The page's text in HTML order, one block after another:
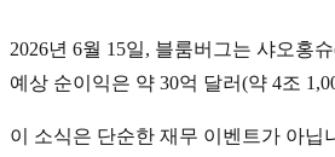
2026년 6월 15일, 블룸버그는 샤오홍
예상 순이익은 약 30억 달러(약 4조
이 소식은 단순한 재무 이벤트가 아닙